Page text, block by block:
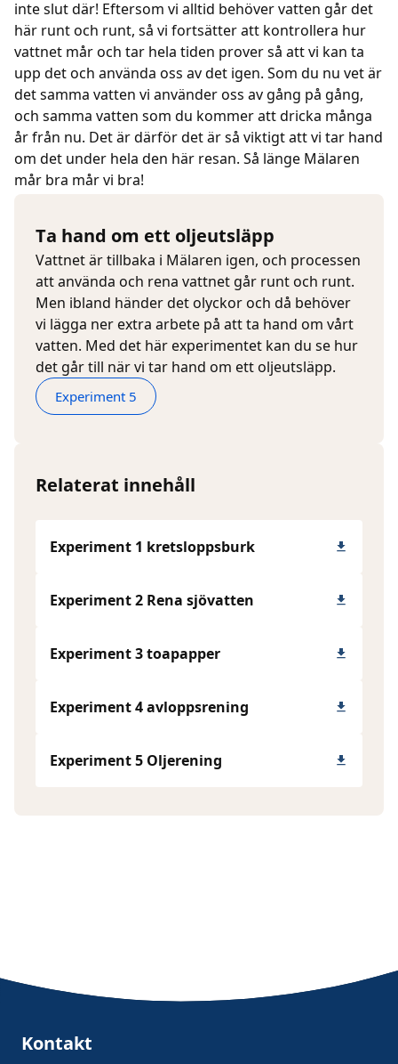
inte slut där! Eftersom vi alltid behöver vatten går det
här runt och runt, så vi fortsätter att kontrollera hur
vattnet mår och tar hela tiden prover så att vi kan ta
upp det och använda oss av det igen. Som du nu vet är
det samma vatten vi använder oss av gång på gång,
och samma vatten som du kommer att dricka många
år från nu. Det är därför det är så viktigt att vi tar hand
om det under hela den här resan. Så länge Mälaren
mår bra mår vi bra!
Ta hand om ett oljeutsläpp
Vattnet är tillbaka i Mälaren igen, och processen
att använda och rena vattnet går runt och runt.
Men ibland händer det olyckor och då behöver
vi lägga ner extra arbete på att ta hand om vårt
vatten. Med det här experimentet kan du se hur
det går till när vi tar hand om ett oljeutsläpp.
Experiment 5
Relaterat innehåll
Experiment 1 kretsloppsburk
Experiment 2 Rena sjövatten
Experiment 3 toapapper
Experiment 4 avloppsrening
Experiment 5 Oljerening
Kontakt